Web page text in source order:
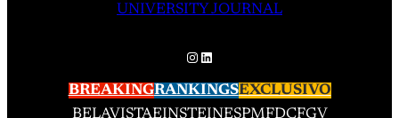
UNIVERSITY JOURNAL
Instagram
LinkedIn
BREAKINGRANKINGSEXCLUSIVO
BELAVISTAEINSTEINESPMFDCFGV